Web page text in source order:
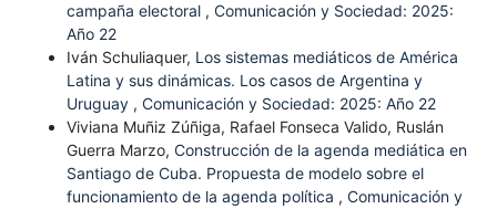
campaña electoral , Comunicación y Sociedad: 2025:
Año 22
Iván Schuliaquer, Los sistemas mediáticos de América
Latina y sus dinámicas. Los casos de Argentina y
Uruguay , Comunicación y Sociedad: 2025: Año 22
Viviana Muñiz Zúñiga, Rafael Fonseca Valido, Ruslán
Guerra Marzo, Construcción de la agenda mediática en
Santiago de Cuba. Propuesta de modelo sobre el
funcionamiento de la agenda política , Comunicación y